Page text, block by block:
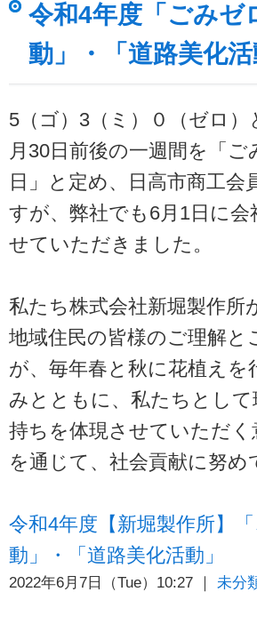
令和4年度「ごみゼ
動」・「道路美化活
5（ゴ）3（ミ）０（ゼロ
月30日前後の一週間を「
日」と定め、日高市商工
すが、弊社でも6月1日に
せていただきました。
私たち株式会社新堀製作
地域住民の皆様のご理解
が、毎年春と秋に花植え
みとともに、私たちとし
持ちを体現させていただ
を通じて、社会貢献に努め
令和4年度【新堀製作所】
動」・「道路美化活動」
2022年6月7日（Tue）10:27 ｜ 未分